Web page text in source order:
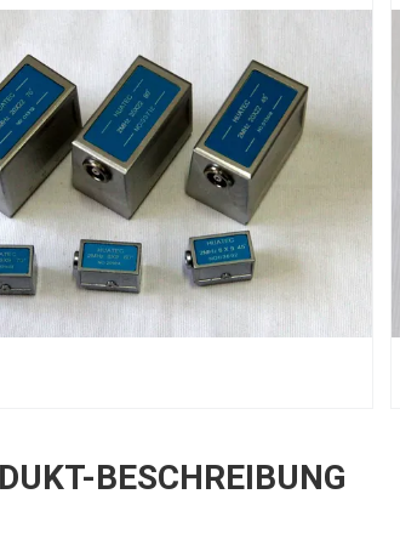
BESCHREIBUNG